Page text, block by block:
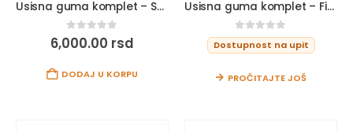
Usisna guma komplet – SPRINTUS Camira/Comet CPS45
0out of 5
6,000.00 rsd
DODAJ U KORPU
Usisna guma komplet – Fiorentini EcoSmart 55
0out of 5
Dostupnost na upit
PROČITAJTE JOŠ